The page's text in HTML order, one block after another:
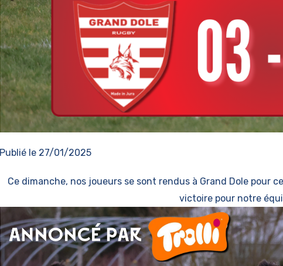
Publié le 27/01/2025
Ce dimanche, nos joueurs se sont rendus à Grand Dole pour
victoire pour notre